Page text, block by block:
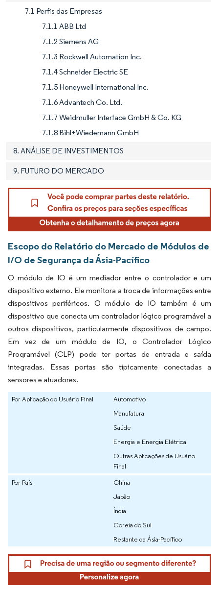
7.1 Perfis das Empresas
7.1.1 ABB Ltd
7.1.2 Siemens AG
7.1.3 Rockwell Automation Inc.
7.1.4 Schneider Electric SE
7.1.5 Honeywell International Inc.
7.1.6 Advantech Co. Ltd.
7.1.7 Weidmuller Interface GmbH & Co. KG
7.1.8 Bihl+Wiedemann GmbH
8. ANÁLISE DE INVESTIMENTOS
9. FUTURO DO MERCADO
Escopo do Relatório do Mercado de Módulos de
I/O de Segurança da Ásia-Pacífico
O módulo de IO é um mediador entre o controlador e um
dispositivo externo. Ele monitora a troca de informações entre
dispositivos periféricos. O módulo de IO também é um
dispositivo que conecta um controlador lógico programável a
outros dispositivos, particularmente dispositivos de campo.
Em vez de um módulo de IO, o Controlador Lógico
Programável (CLP) pode ter portas de entrada e saída
integradas. Essas portas são tipicamente conectadas a
sensores e atuadores.
Por Aplicação do Usuário Final
Automotivo
Manufatura
Saúde
Energia e Energia Elétrica
Outras Aplicações de Usuário
Final
Por País
China
Japão
Índia
Coreia do Sul
Restante da Ásia-Pacífico